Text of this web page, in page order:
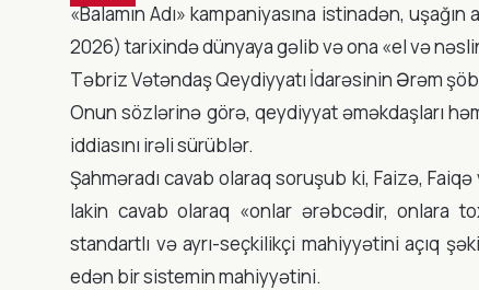
«Balamın Adı» kampaniyasına istinadən,
2026) tarixində dünyaya gəlib və ona «el və
Təbriz Vətəndaş Qeydiyyatı İdarəsinin Ərəm
Onun sözlərinə görə, qeydiyyat əməkdaşları
iddiasını irəli sürüblər.
Şahməradı cavab olaraq soruşub ki, Faizə,
lakin cavab olaraq «onlar ərəbcədir, onlara
standartlı və ayrı-seçkilikçi mahiyyətini açıq
edən bir sistemin mahiyyətini.